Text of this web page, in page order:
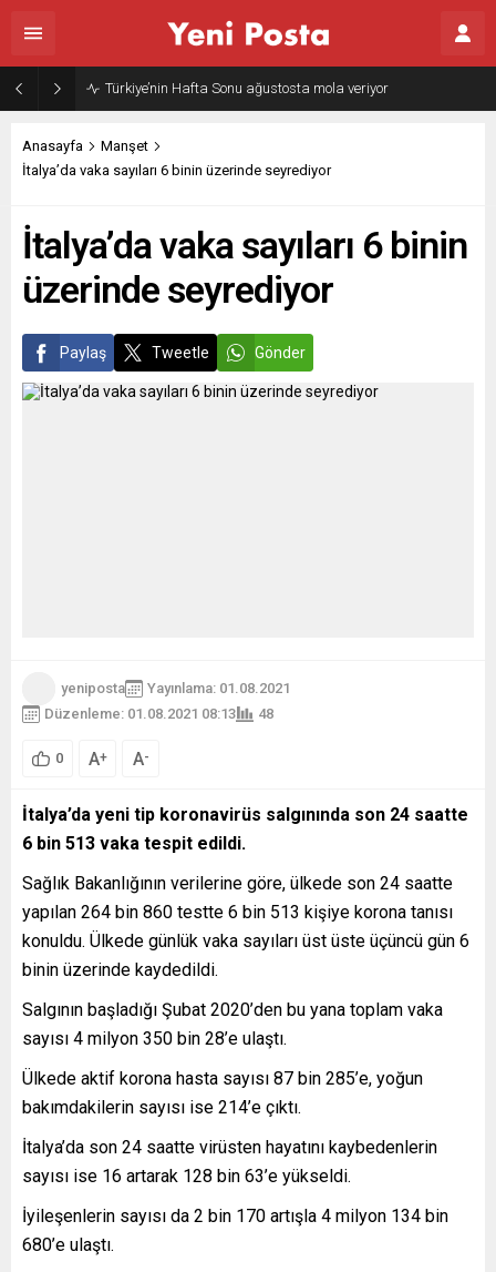
Türkiye’nin Hafta Sonu ağustosta mola veriyor
Anasayfa
Manşet
İtalya’da vaka sayıları 6 binin üzerinde seyrediyor
İtalya’da vaka sayıları 6 binin
üzerinde seyrediyor
Paylaş Tweetle Gönder
yeniposta
Yayınlama: 01.08.2021
Düzenleme: 01.08.2021 08:13
48
0 A+ A-
İtalya’da yeni tip koronavirüs salgınında son 24 saatte
6 bin 513 vaka tespit edildi.
Sağlık Bakanlığının verilerine göre, ülkede son 24 saatte
yapılan 264 bin 860 testte 6 bin 513 kişiye korona tanısı
konuldu. Ülkede günlük vaka sayıları üst üste üçüncü gün 6
binin üzerinde kaydedildi.
Salgının başladığı Şubat 2020’den bu yana toplam vaka
sayısı 4 milyon 350 bin 28’e ulaştı.
Ülkede aktif korona hasta sayısı 87 bin 285’e, yoğun
bakımdakilerin sayısı ise 214’e çıktı.
İtalya’da son 24 saatte virüsten hayatını kaybedenlerin
sayısı ise 16 artarak 128 bin 63’e yükseldi.
İyileşenlerin sayısı da 2 bin 170 artışla 4 milyon 134 bin
680’e ulaştı.